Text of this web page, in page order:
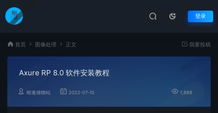
登录
首页 图像处理 正文 我要投稿
Axure RP 8.0 软件安装教程
相逢储物站 2022-07-10 1,888